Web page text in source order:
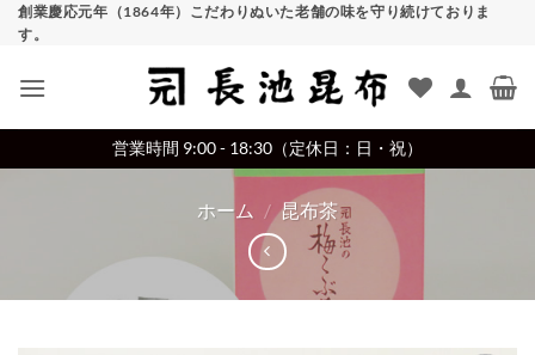
Skip創業慶応元年（1864年）こだわりぬいた老舗の味を守り続けておりま
す。
営業時間 9:00 - 18:30（定休日：日・祝）
ホーム / 昆布茶